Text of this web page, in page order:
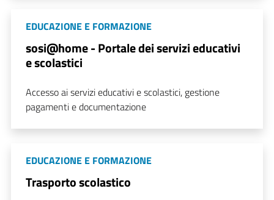
EDUCAZIONE E FORMAZIONE
sosi@home - Portale dei servizi educativi
e scolastici
Accesso ai servizi educativi e scolastici, gestione
pagamenti e documentazione
EDUCAZIONE E FORMAZIONE
Trasporto scolastico